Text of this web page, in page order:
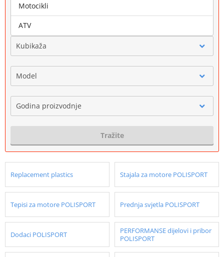
Marka
Kubikaža
Model
Godina proizvodnje
Tražite
Replacement plastics Stajala za motore POLISPORT
Tepisi za motore POLISPORT Prednja svjetla POLISPORT
Dodaci POLISPORT
PERFORMANSE dijelovi i pribor
POLISPORT
Motocikli
ATV